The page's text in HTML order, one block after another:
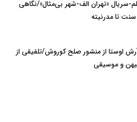
سریال «تهران الف-شهر بی‌مثال»/نگاهی
تا مدرنیته
اوستا از منشور صلح کوروش/تلفیقی از
و موسیقی